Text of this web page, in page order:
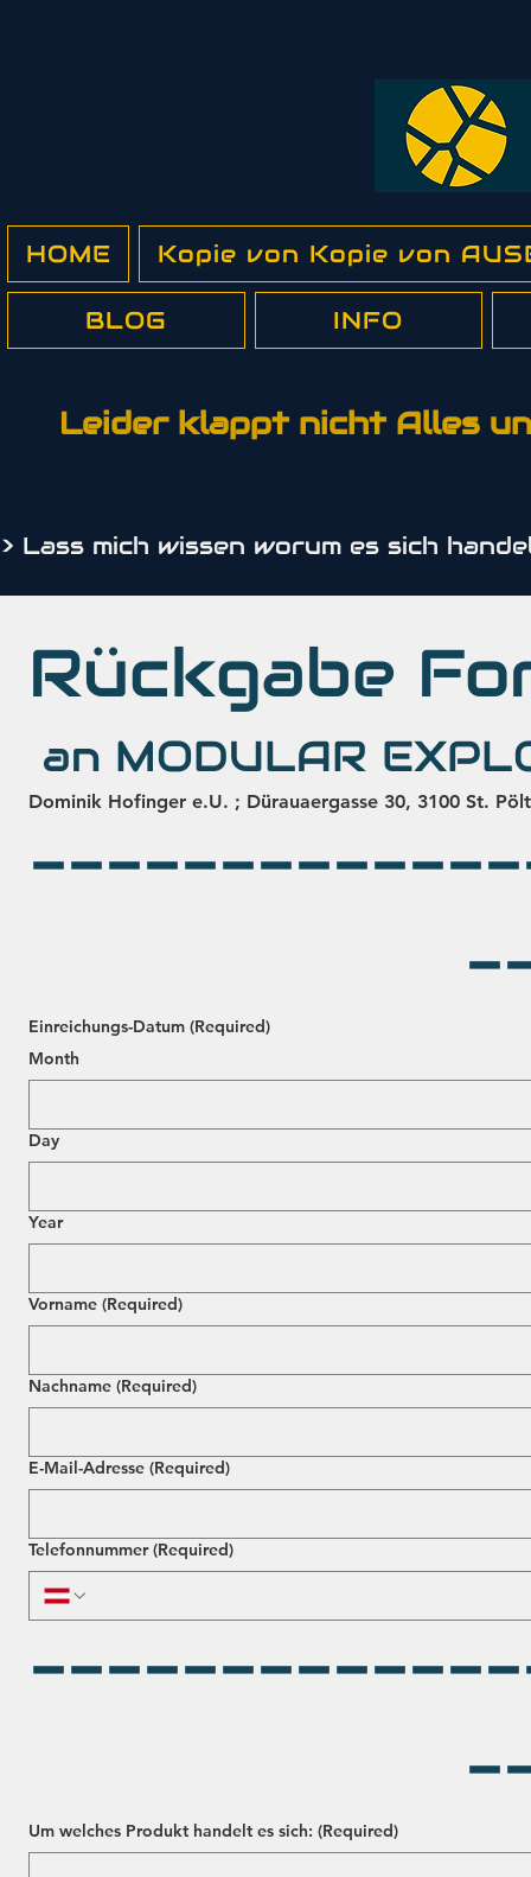
HOME Kopie von Kopie von
BLOG INFO
Leider klappt nicht Alles
> Lass mich wissen worum es sich
Dominik Hofinger e.U. ; Dürauaergasse 30, 3100 St.
Einreichungs-Datum (Required)
Month
Day
Year
Vorname (Required)
Nachname (Required)
E-Mail-Adresse (Required)
Telefonnummer (Required)
Um welches Produkt handelt es sich: (Required)